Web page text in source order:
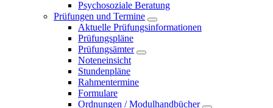
Psychosoziale Beratung
Prüfungen und Termine
Aktuelle Prüfungsinformationen
Prüfungspläne
Prüfungsämter
Noteneinsicht
Stundenpläne
Rahmentermine
Formulare
Ordnungen / Modulhandbücher